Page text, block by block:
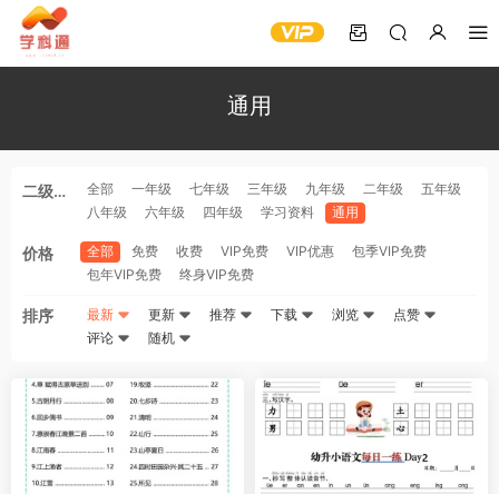
通用
二级分
全部 一年级 七年级 三年级 九年级 二年级
五年级
八年级
六年级 四年级 学习资料 通用
价格 全部 免费 收费 VIP免费 VIP优惠
包季VIP免费
包年VIP免费
终身VIP免费
排序 最新 更新 推荐 下载 浏览
点赞
评论
随机